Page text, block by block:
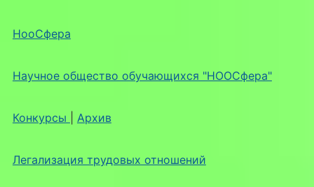
НооСфера
Научное общество обучающихся "НООСфера"
Конкурсы Архив
Легализация трудовых отношений